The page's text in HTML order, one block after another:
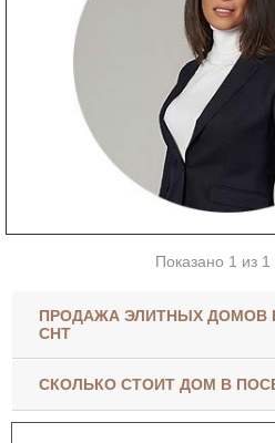
Показано 1 из 1
ПРОДАЖА ЭЛИТНЫХ ДОМОВ
СНТ
СКОЛЬКО СТОИТ ДОМ В